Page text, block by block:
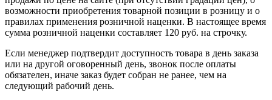
возможности приобретения товарной позиции в розницу и о
правилах применения розничной наценки. В настоящее время
сумма розничной наценки составляет 120 руб. на строчку.
Если менеджер подтвердит доступность товара в день заказа
или на другой оговоренный день, звонок после оплаты
обязателен, иначе заказ будет собран не ранее, чем на
следующий рабочий день.